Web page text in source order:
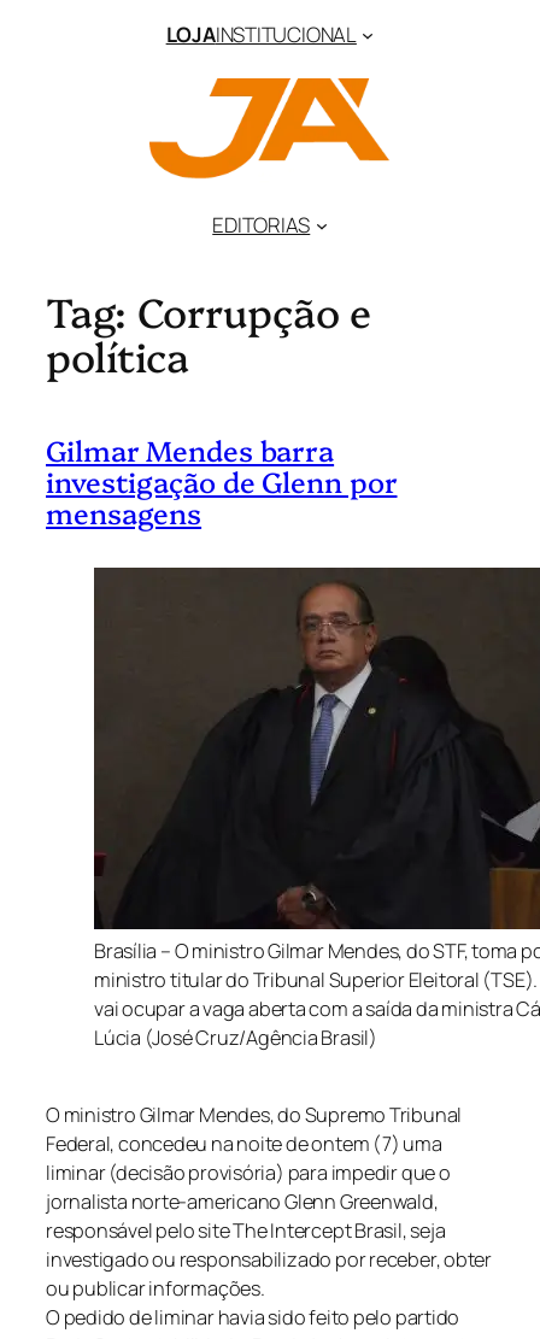
LOJAINSTITUCIONAL
EDITORIAS
Tag: Corrupção e
política
Gilmar Mendes barra
investigação de Glenn por
mensagens
Brasília – O ministro Gilmar Mendes, do STF, toma
ministro titular do Tribunal Superior Eleitoral
vai ocupar a vaga aberta com a saída da ministra
Lúcia (José Cruz/Agência Brasil)
O ministro Gilmar Mendes, do Supremo Tribunal
Federal, concedeu na noite de ontem (7) uma
liminar (decisão provisória) para impedir que o
jornalista norte-americano Glenn Greenwald,
responsável pelo site The Intercept Brasil, seja
investigado ou responsabilizado por receber, obter
ou publicar informações.
O pedido de liminar havia sido feito pelo partido